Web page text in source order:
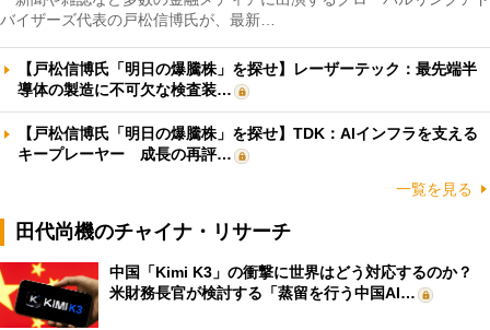
バイザーズ代表の戸松信博氏が、最新…
【戸松信博氏「明日の爆騰株」を探せ】レーザーテック：最先端半
導体の製造に不可欠な検査装…
【戸松信博氏「明日の爆騰株」を探せ】TDK：AIインフラを支える
キープレーヤー 成長の再評…
一覧を見る
田代尚機のチャイナ・リサーチ
中国「Kimi K3」の衝撃に世界はどう対応するのか？
米財務長官が検討する「蒸留を行う中国AI…